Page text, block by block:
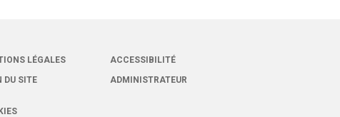
LÉGALES
DU SITE
ACCESSIBILITÉ
ADMINISTRATEUR